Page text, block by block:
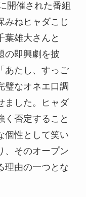
開催された番組
みねヒャダこじ
葉雄大さんと
の即興劇を披
あたし、すっご
璧なオネエ口調
ました。ヒャダ
く否定すること
個性として笑い
、そのオープン
理由の一つとな